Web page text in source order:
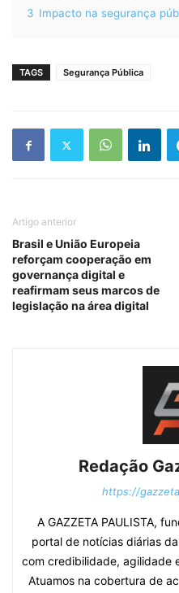
3 Impacto na segurança
TAGS Segurança Pública
Artigo anterior
Brasil e União Europeia
reforçam cooperação em
governança digital e
reafirmam seus marcos de
legislação na área digital
Redação
https://
A GAZZETA PAULISTA,
portal de notícias diárias
com credibilidade, agilidade
Atuamos na cobertura de